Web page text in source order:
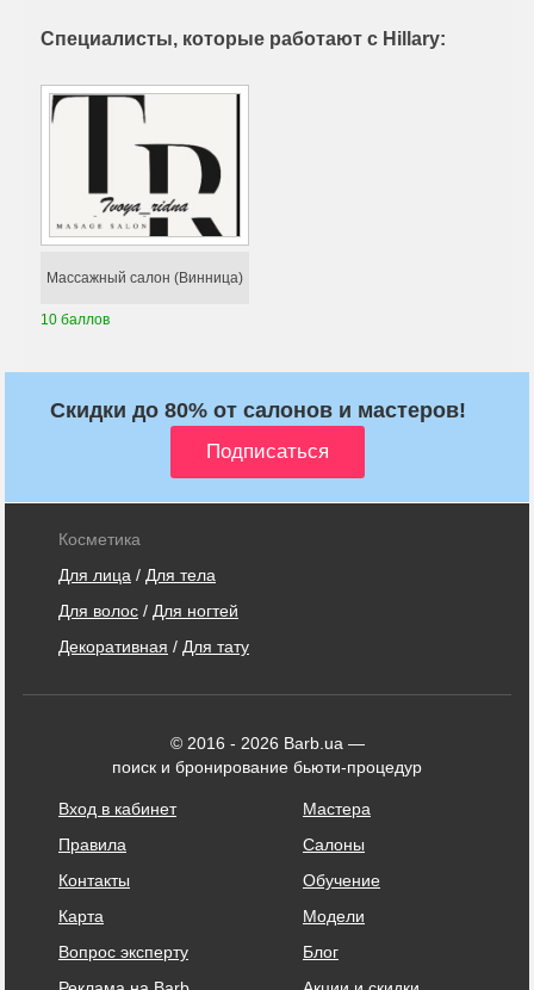
Специалисты, которые работают с Hillary:
Массажный салон (Винница)
10 баллов
Скидки до 80% от салонов и мастеров!
Косметика
Для лица / Для тела
Для волос / Для ногтей
Декоративная / Для тату
© 2016 - 2026 Barb.ua —
поиск и бронирование бьюти-процедур
Вход в кабинет
Правила
Контакты
Карта
Вопрос эксперту
Мастера
Салоны
Обучение
Модели
Блог